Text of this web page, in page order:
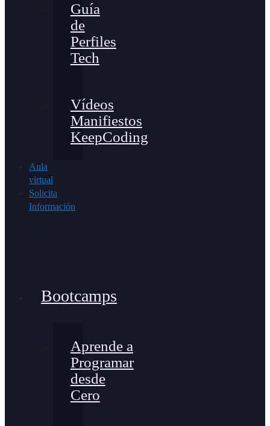
Guía
de
Perfiles
Tech
Vídeos
Manifiestos
KeepCoding
Aula
virtual
Solicita
Información
Bootcamps
Aprende a
Programar
desde
Cero